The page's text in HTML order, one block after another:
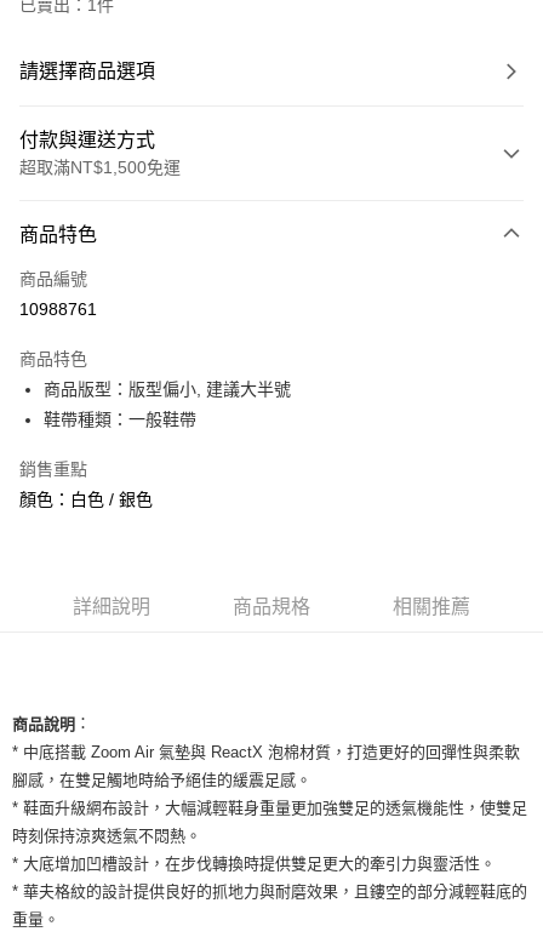
已賣出：1件
請選擇商品選項
付款與運送方式
超取滿NT$1,500免運
信用卡一次付款
信用卡分期付款
合作金庫商業銀行
華南商業銀行
上海商業儲蓄銀行
臺灣中小企業銀行
匯豐（台灣）商業銀行
台新國際商業銀行
中國信託商業銀行
超商取貨付款
LINE Pay
Apple Pay
街口支付
全盈+PAY
AFTEE先享後付是「在收到商品之後才付款」的支付方式。 讓您購物簡單
便利好安心！
１．簡單：不需註冊會員、不需綁卡、不需儲值。
２．便利：只要手機號碼，簡訊認證，即可結帳。
３．安心：先確認商品／服務後，再付款。
【「AFTEE先享後付」結帳流程】
結帳頁面，進行簡訊認證並確認金額後，即可完成結帳。
２．訂單成立數日內，您將收到繳費通知簡訊。
ATM付款
運送方式
全家取貨付款
每筆NT$60，滿NT$1,500(含以上)免運費
付款後全家取貨
每筆NT$60，滿NT$1,500(含以上)免運費
商品特色
商品編號
10988761
商品特色
商品版型：版型偏小, 建議大半號
鞋帶種類：一般鞋帶
銷售重點
顏色：白色 / 銀色
詳細說明 商品規格 相關推薦
商品說明 ：
* 中底搭載 Zoom Air 氣墊與 ReactX 泡棉材質，打造更好的回彈性與柔軟
腳感，在雙足觸地時給予絕佳的緩震足感。
* 鞋面升級網布設計，大幅減輕鞋身重量更加強雙足的透氣機能性，使雙足
時刻保持涼爽透氣不悶熱。
* 大底增加凹槽設計，在步伐轉換時提供雙足更大的牽引力與靈活性。
* 華夫格紋的設計提供良好的抓地力與耐磨效果，且鏤空的部分減輕鞋底的
重量。